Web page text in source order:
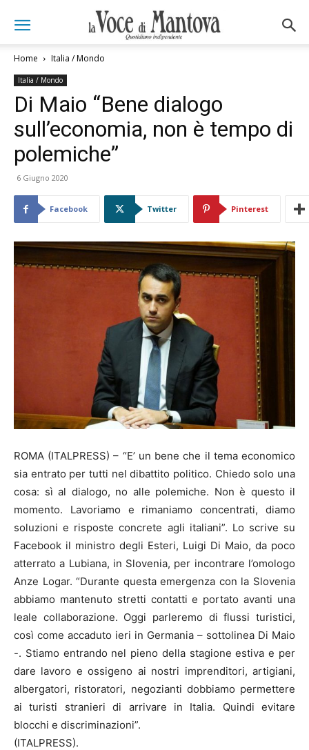
Home Italia / Mondo
Italia / Mondo
Di Maio “Bene dialogo
sull’economia, non è tempo di
polemiche”
6 Giugno 2020
Facebook Twitter Pinterest
ROMA (ITALPRESS) – “E’ un bene che il tema economico
sia entrato per tutti nel dibattito politico. Chiedo solo una
cosa: sì al dialogo, no alle polemiche. Non è questo il
momento. Lavoriamo e rimaniamo concentrati, diamo
soluzioni e risposte concrete agli italiani”. Lo scrive su
Facebook il ministro degli Esteri, Luigi Di Maio, da poco
atterrato a Lubiana, in Slovenia, per incontrare l’omologo
Anze Logar. “Durante questa emergenza con la Slovenia
abbiamo mantenuto stretti contatti e portato avanti una
leale collaborazione. Oggi parleremo di flussi turistici,
così come accaduto ieri in Germania – sottolinea Di Maio
-. Stiamo entrando nel pieno della stagione estiva e per
dare lavoro e ossigeno ai nostri imprenditori, artigiani,
albergatori, ristoratori, negozianti dobbiamo permettere
ai turisti stranieri di arrivare in Italia. Quindi evitare
blocchi e discriminazioni”.
(ITALPRESS).